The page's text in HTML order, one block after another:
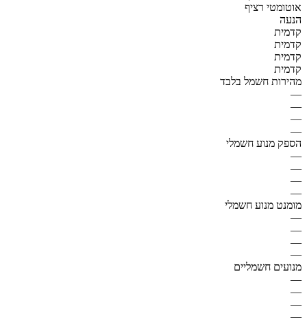
אוטומטי רציף
הנעה
קדמית
קדמית
קדמית
קדמית
מהירות חשמל בלבד
—
—
—
—
הספק מנוע חשמלי
—
—
—
—
מומנט מנוע חשמלי
—
—
—
—
מנועים חשמליים
—
—
—
—